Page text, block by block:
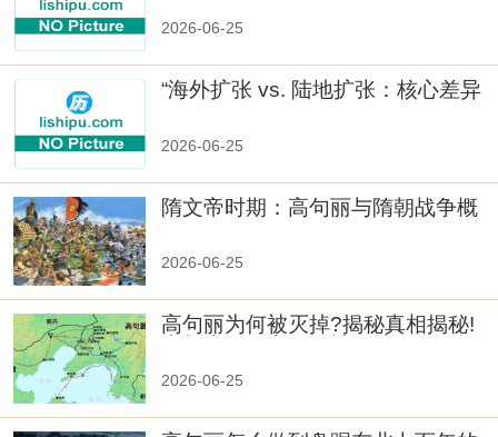
2026-06-25
“海外扩张 vs. 陆地扩张：核心差异
2026-06-25
隋文帝时期：高句丽与隋朝战争概
2026-06-25
高句丽为何被灭掉?揭秘真相揭秘!
2026-06-25